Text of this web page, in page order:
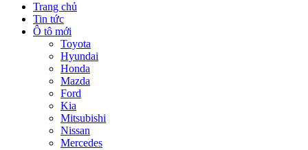
Trang chủ
Tin tức
Ô tô mới
Toyota
Hyundai
Honda
Mazda
Ford
Kia
Mitsubishi
Nissan
Mercedes